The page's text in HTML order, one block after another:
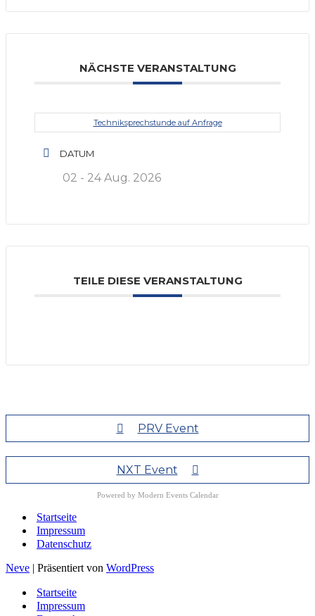
NÄCHSTE VERANSTALTUNG
Techniksprechstunde auf Anfrage
DATUM
02 - 24 Aug. 2026
TEILE DIESE VERANSTALTUNG
PRV Event
NXT Event
Powered by Modern Events Calendar
Startseite
Impressum
Datenschutz
Neve | Präsentiert von WordPress
Startseite
Impressum